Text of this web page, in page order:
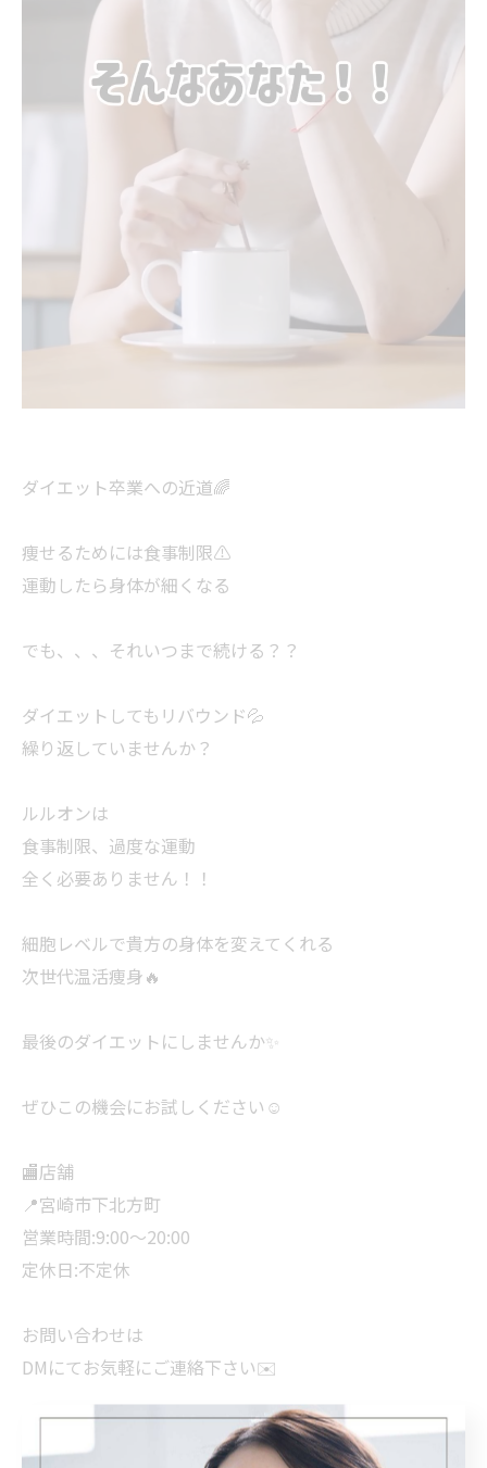
ダイエット卒業への近道🌈
痩せるためには食事制限⚠️
運動したら身体が細くなる
でも、、、それいつまで続ける？？
ダイエットしてもリバウンド💦
繰り返していませんか？
ルルオンは
食事制限、過度な運動
全く必要ありません！！
細胞レベルで貴方の身体を変えてくれる
次世代温活痩身🔥
最後のダイエットにしませんか✨
ぜひこの機会にお試しください☺️
🏬店舗
📍宮崎市下北方町
営業時間:9:00〜20:00
定休日:不定休
お問い合わせは
DMにてお気軽にご連絡下さい✉️
#yosa#ダイエット#美肌#足痩#温活#美容#水素#おなか